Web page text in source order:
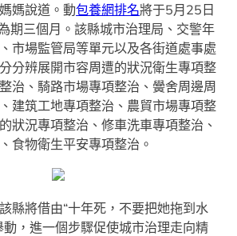
媽說道。動包養網排名將于5月25日
期三個月。該縣城市治理局、交警年
市場監管局等單元以及各街道處事處
分辨展開市容周遭的狀況衛生專項整
治、騎路市場專項整治、黌舍周邊周
建筑工地專項整治、農貿市場專項整
狀況專項整治、修車洗車專項整治、
食物衛生平安專項整治。
縣將借由“十年死，不要把她拖到水
動，進一個步驟促使城市治理走向精